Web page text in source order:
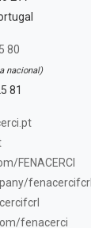
80
nacional)
81
FENACERCI
fenacercifcrl
fenacerci